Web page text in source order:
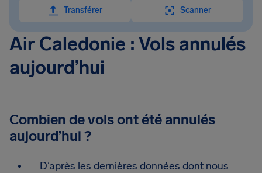
Transférer
Scanner
Air Caledonie : Vols annulés
aujourd’hui
Combien de vols ont été annulés
aujourd’hui ?
D’après les dernières données dont nous